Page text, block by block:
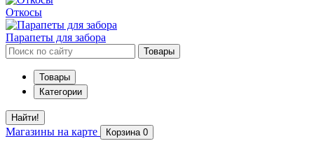
Откосы
Парапеты для забора
Товары
Товары
Категории
Найти!
Магазины на карте Корзина 0